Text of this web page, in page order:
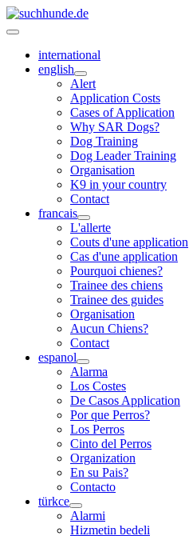
international
english
Alert
Application Costs
Cases of Application
Why SAR Dogs?
Dog Training
Dog Leader Training
Organisation
K9 in your country
Contact
francais
L'allerte
Couts d'une application
Cas d'une application
Pourquoi chienes?
Trainee des chiens
Trainee des guides
Organisation
Aucun Chiens?
Contact
espanol
Alarma
Los Costes
De Casos Application
Por que Perros?
Los Perros
Cinto del Perros
Organization
En su Pais?
Contacto
türkce
Alarmi
Hizmetin bedeli